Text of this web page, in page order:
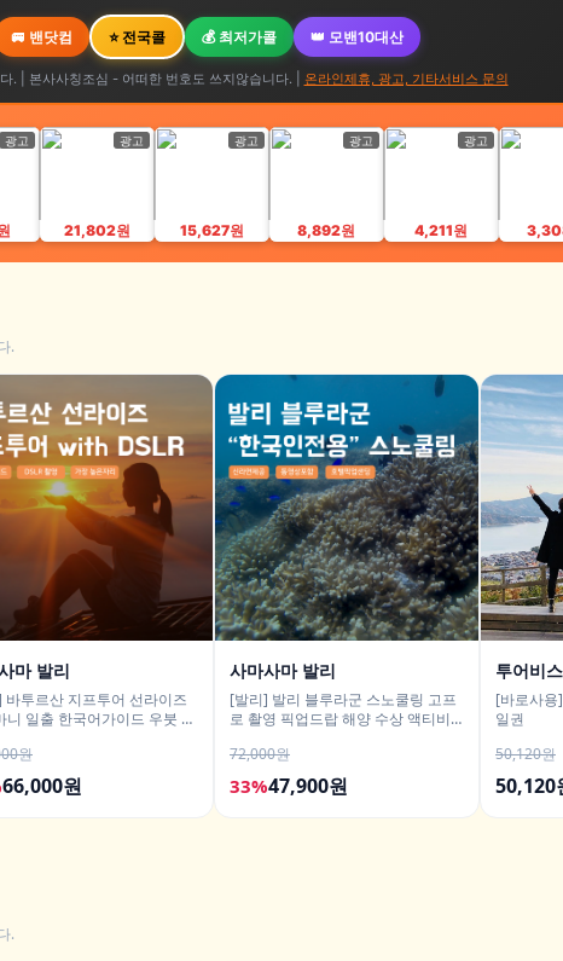
🚐 밴닷컴 ⭐ 전국콜 💰 최저가콜 👑 모밴10대산
. | 본사사칭조심 - 어떠한 번호도 쓰지않습니다. | 온라인제휴, 광고, 기타서비스 문의
광고 광고
21,802원
광고
15,627원
광고
8,892원
광고
4,211원
.
마 발리
바투르산 지프투어 선라이즈
니 일출 한국어가이드 우붓 짱
원
66,000원
사마사마 발리
[발리] 발리 블루라군 스노쿨링 고프
로 촬영 픽업드랍 해양 수상 액티비
72,000원
33%47,900원
투어비
[바로사용
일권
50,120원
50,120
.